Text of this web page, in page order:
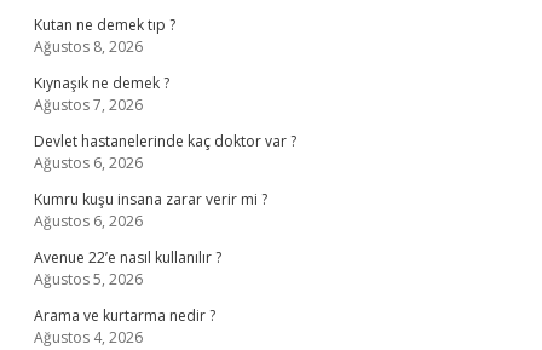
Kutan ne demek tıp ?
Ağustos 8, 2026
Kıynaşık ne demek ?
Ağustos 7, 2026
Devlet hastanelerinde kaç doktor var ?
Ağustos 6, 2026
Kumru kuşu insana zarar verir mi ?
Ağustos 6, 2026
Avenue 22’e nasıl kullanılır ?
Ağustos 5, 2026
Arama ve kurtarma nedir ?
Ağustos 4, 2026